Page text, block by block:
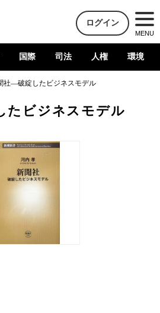
ログイン
MENU
国際 司法 人権 環境
社―破綻したビジネスモデル
たビジネスモデル